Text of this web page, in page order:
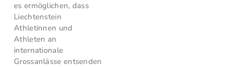
es ermöglichen, dass
Liechtenstein
Athletinnen und
Athleten an
internationale
Grossanlässe entsenden